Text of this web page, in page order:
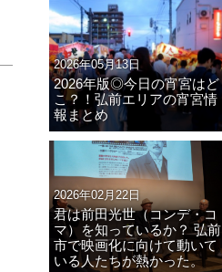
2026年05月13日
2026年版◎今日の宵宮はど
こ？！弘前エリアの宵宮情
報まとめ
2026年02月22日
君は前田光世（コンデ・コ
マ）を知っているか？ 弘前
市で映画化に向けて動いて
いる人たちが熱かった。